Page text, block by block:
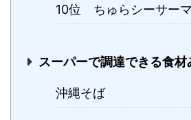
10位 ちゅらシーサー
スーパーで調達できる食材
沖縄そば